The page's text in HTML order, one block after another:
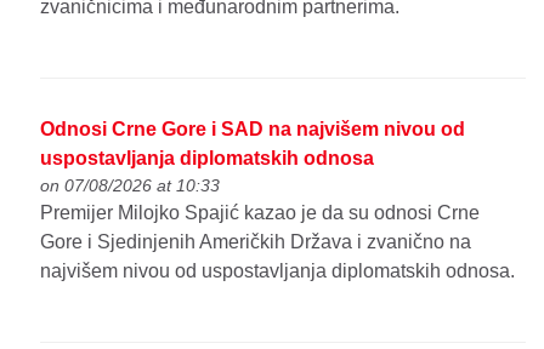
zvaničnicima i međunarodnim partnerima.
Odnosi Crne Gore i SAD na najvišem nivou od
uspostavljanja diplomatskih odnosa
on 07/08/2026 at 10:33
Premijer Milojko Spajić kazao je da su odnosi Crne
Gore i Sjedinjenih Američkih Država i zvanično na
najvišem nivou od uspostavljanja diplomatskih odnosa.